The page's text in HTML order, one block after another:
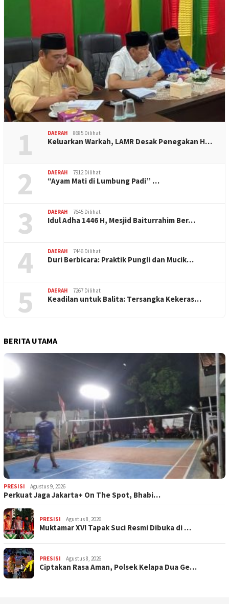
1 DAERAH 8685 Dilihat
Keluarkan Warkah, LAMR Desak Penegakan H…
2 DAERAH 7912 Dilihat
“Ayam Mati di Lumbung Padi” …
3 DAERAH 7645 Dilihat
Idul Adha 1446 H, Mesjid Baiturrahim Ber…
4 DAERAH 7446 Dilihat
Duri Berbicara: Praktik Pungli dan Mucik…
5 DAERAH 7267 Dilihat
Keadilan untuk Balita: Tersangka Kekeras…
BERITA UTAMA
PRESISI Agustus 9, 2026
Perkuat Jaga Jakarta+ On The Spot, Bhabi…
PRESISI Agustus 8, 2026
Muktamar XVI Tapak Suci Resmi Dibuka di …
PRESISI Agustus 8, 2026
Ciptakan Rasa Aman, Polsek Kelapa Dua Ge…